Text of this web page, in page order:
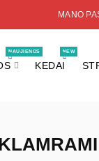
MANO
NAUJIENOS
KEDAI
NEW